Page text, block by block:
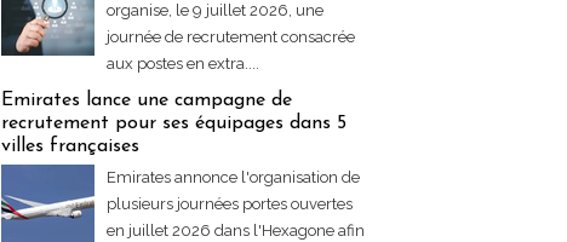
organise, le 9 juillet 2026, une
journée de recrutement consacrée
aux postes en extra....
Emirates lance une campagne de
recrutement pour ses équipages dans 5
villes françaises
Emirates annonce l'organisation de
plusieurs journées portes ouvertes
en juillet 2026 dans l'Hexagone afin